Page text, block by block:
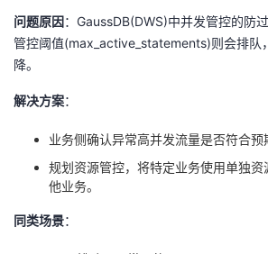
问题原因：GaussDB(DWS)中并发管控的防
管控阈值(max_active_statements)则会排队
降。
解决方案：
业务侧确认异常高并发流量是否符合预
规划资源管控，将特定业务使用单独
他业务。
同类场景：